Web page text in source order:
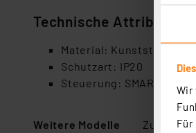
Wir
Für
Technische Attribute
Material: Kunststoff
Schutzart: IP20
Steuerung: SMART+ App
Weitere Modelle Zubehör